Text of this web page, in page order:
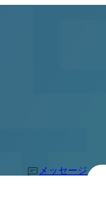
メッセージ